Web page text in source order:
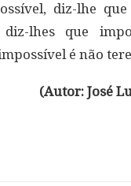
diz-lhe
lhes que
é não
(Autor: José